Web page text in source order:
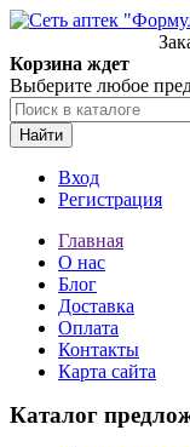
Корзина ждет
Выберите любое
Найти
Вход
Регистрация
Главная
О нас
Блог
Доставка
Оплата
Контакты
Карта сайта
Каталог